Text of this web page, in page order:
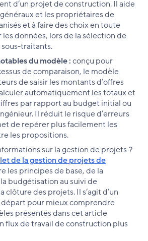
d’un projet de construction. Il aide
et les propriétaires de
et à faire des choix en toute
les données, lors de la sélection de
traitants.
du modèle :conçu pour
de comparaison, le modèle
de saisir les montants d’offres
automatiquement les totaux et
par rapport au budget initial ou
Il réduit le risque d’erreurs
de repérer plus facilement les
les propositions.
sur la gestion de projets ?
de la gestion de projets de
les principes de base, de la
budgétisation au suivi de
clôture des projets. Il s’agit d’un
pour mieux comprendre
présentés dans cet article
flux de travail de construction plus